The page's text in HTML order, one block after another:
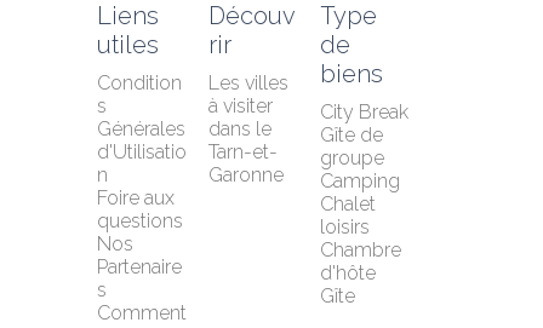
Liens
utiles
Condition
s
Générales
d'Utilisatio
n
Foire aux
questions
Nos
Partenaire
s
Comment
Découv
rir
Les villes
à visiter
dans le
Tarn-et-
Garonne
Type
de
biens
City Break
Gîte de
groupe
Camping
Chalet
loisirs
Chambre
d'hôte
Gîte